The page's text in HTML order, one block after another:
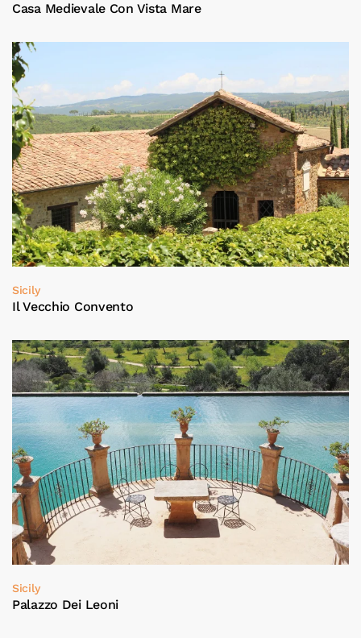
Casa Medievale Con Vista Mare
Sicily
Il Vecchio Convento
Sicily
Palazzo Dei Leoni